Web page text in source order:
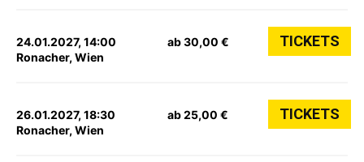
24.01.2027, 14:00
Ronacher, Wien
ab 30,00 € TICKETS
26.01.2027, 18:30
Ronacher, Wien
ab 25,00 € TICKETS